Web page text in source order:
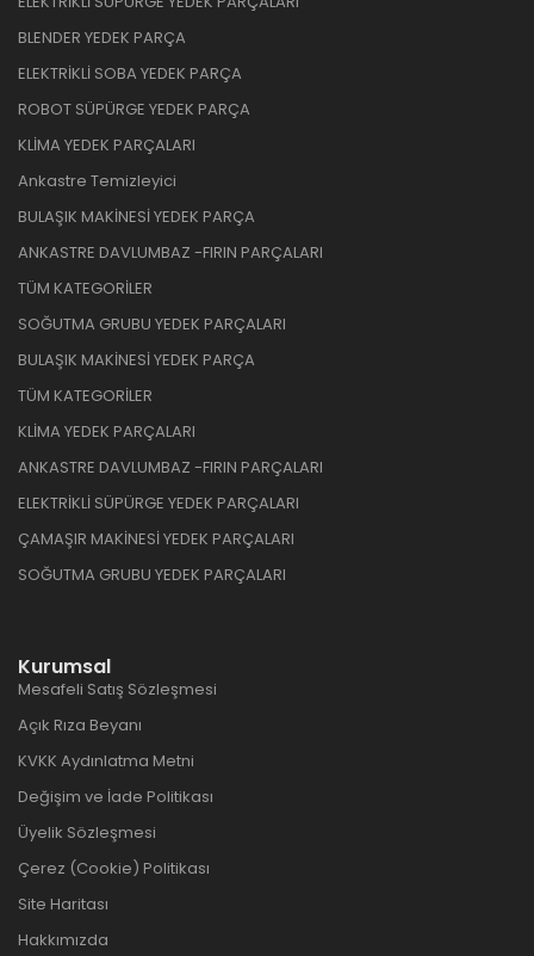
BLENDER YEDEK PARÇA
ELEKTRİKLİ SOBA YEDEK PARÇA
ROBOT SÜPÜRGE YEDEK PARÇA
KLİMA YEDEK PARÇALARI
Ankastre Temizleyici
BULAŞIK MAKİNESİ YEDEK PARÇA
ANKASTRE DAVLUMBAZ -FIRIN PARÇALARI
TÜM KATEGORİLER
SOĞUTMA GRUBU YEDEK PARÇALARI
BULAŞIK MAKİNESİ YEDEK PARÇA
TÜM KATEGORİLER
KLİMA YEDEK PARÇALARI
ANKASTRE DAVLUMBAZ -FIRIN PARÇALARI
ELEKTRİKLİ SÜPÜRGE YEDEK PARÇALARI
ÇAMAŞIR MAKİNESİ YEDEK PARÇALARI
SOĞUTMA GRUBU YEDEK PARÇALARI
Kurumsal
Mesafeli Satış Sözleşmesi
Açık Rıza Beyanı
KVKK Aydınlatma Metni
Değişim ve İade Politikası
Üyelik Sözleşmesi
Çerez (Cookie) Politikası
Site Haritası
Hakkımızda